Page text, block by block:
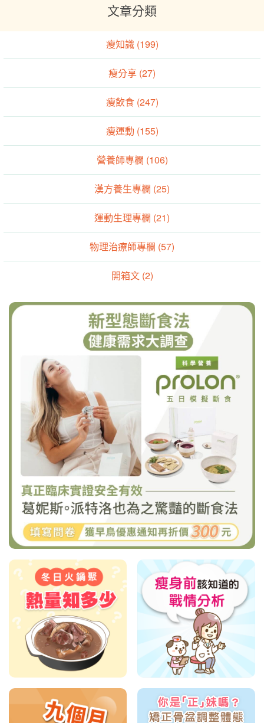
文章分類
瘦知識 (199)
瘦分享 (27)
瘦飲食 (247)
瘦運動 (155)
營養師專欄 (106)
漢方養生專欄 (25)
運動生理專欄 (21)
物理治療師專欄 (57)
開箱文 (2)